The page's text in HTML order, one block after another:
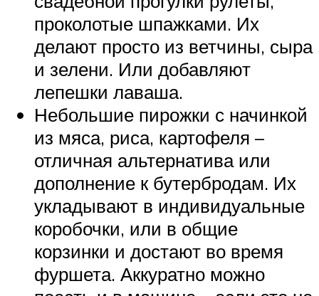
проколотые шпажками. Их
делают просто из ветчины, сыра
и зелени. Или добавляют
лепешки лаваша.
Небольшие пирожки с начинкой
из мяса, риса, картофеля –
отличная альтернатива или
дополнение к бутербродам. Их
укладывают в индивидуальные
коробочки, или в общие
корзинки и достают во время
фуршета. Аккуратно можно